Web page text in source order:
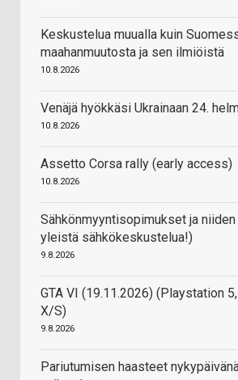
Keskustelua muualla kuin
maahanmuutosta ja sen ilmiöistä
10.8.2026
Venäjä hyökkäsi Ukrainaan 24.
10.8.2026
Assetto Corsa rally (early access)
10.8.2026
Sähkönmyyntisopimukset ja niiden
yleistä sähkökeskustelua!)
9.8.2026
GTA VI (19.11.2026) (Playstation
X/S)
9.8.2026
Pariutumisen haasteet